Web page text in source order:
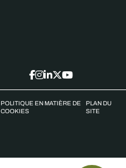
POLITIQUE EN MATIÈRE DE
COOKIES
PLAN DU
SITE